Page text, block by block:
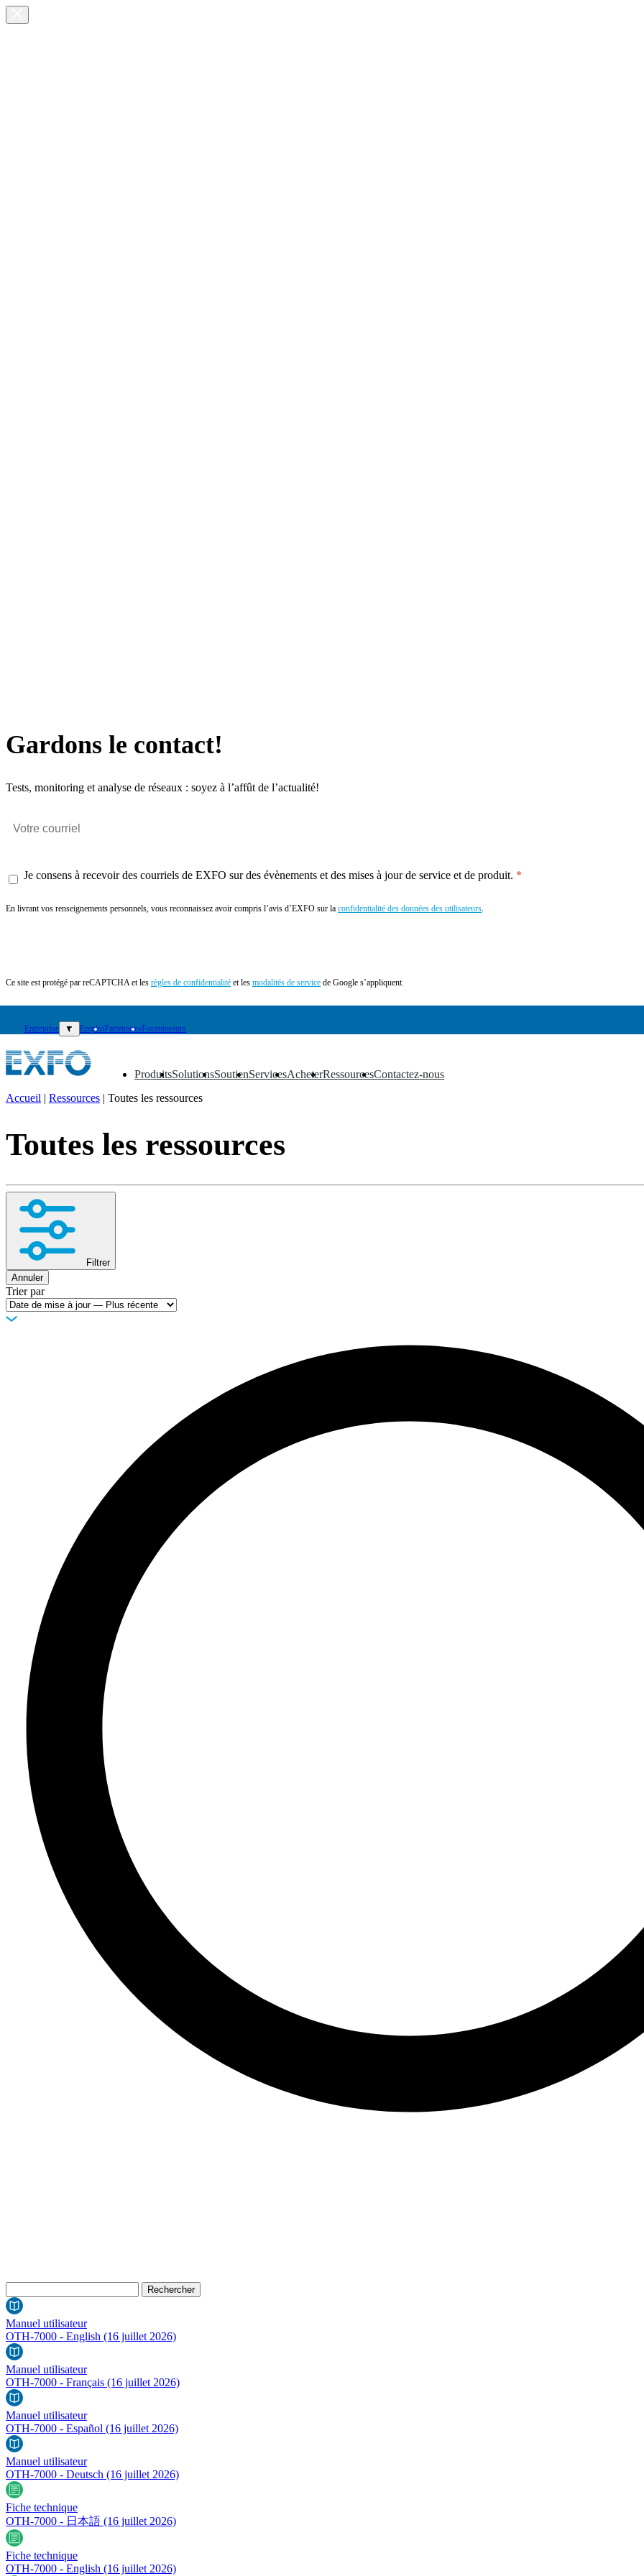
Gardons le contact!
Tests, monitoring et analyse de réseaux : soyez à l’affût de l’actualité!
Je consens à recevoir des courriels de EXFO sur des évènements et des mises à jour de service et de produit.
En livrant vos renseignements personnels, vous reconnaissez avoir compris l’avis d’EXFO sur la confidentialité des données des utilisateurs.
Ce site est protégé par reCAPTCHA et les règles de confidentialité et les modalités de service de Google s’appliquent.
Entreprise ▼ EmploiPartenairesFournisseurs
Produits
▼ Solutions
▼ Soutien
▼ Services
▼ Acheter
▼ Ressources
▼ Contactez-nous
▼
Produits
Solutions
Services
Acheter
Ressources
Contactez-
nous
S'enregistrer
Se
Accueil | Ressources | Toutes les ressources
Toutes les ressources
Filtrer
Annuler
Trier par
Manuel utilisateur
OTH-7000 - English (16 juillet 2026)
Manuel utilisateur
OTH-7000 - Français (16 juillet 2026)
Manuel utilisateur
OTH-7000 - Español (16 juillet 2026)
Manuel utilisateur
OTH-7000 - Deutsch (16 juillet 2026)
Fiche technique
OTH-7000 - 日本語 (16 juillet 2026)
Fiche technique
OTH-7000 - English (16 juillet 2026)